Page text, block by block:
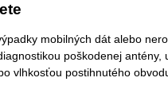
mobilných dát alebo
poškodenej antény,
vlhkosťou postihnutého